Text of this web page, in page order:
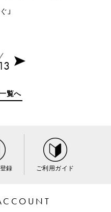
」
覧へ
録 ご利用ガイド